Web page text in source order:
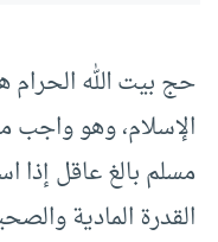
حج بيت الله الحرام
الإسلام، وهو واجب
مسلم بالغ عاقل إذا
القدرة المادية